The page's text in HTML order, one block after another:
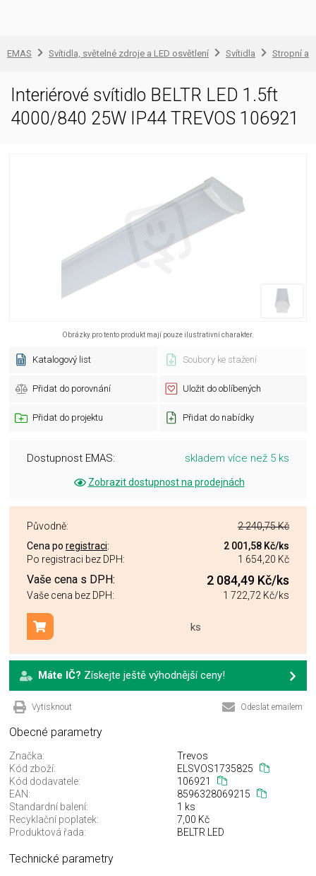
EMAS Svítidla, světelné zdroje a LED osvětlení Svítidla Stropní a
Interiérové svítidlo BELTR LED 1.5ft
4000/840 25W IP44 TREVOS 106921
Obrázky pro tento produkt mají pouze ilustrativní charakter.
Katalogový list Soubory ke stažení
Přidat do porovnání Uložit do oblíbených
Přidat do projektu Přidat do nabídky
Dostupnost EMAS: skladem více než 5 ks
Zobrazit dostupnost na prodejnách
Původně:
2 240,75 Kč
Cena po registraci: 2 001,58 Kč/ks
Po registraci bez DPH:
1 654,20 Kč
Vaše cena s DPH: 2 084,49 Kč/ks
Vaše cena bez DPH: 1 722,72 Kč/ks
ks
Přidat do košíku
Máte IČ? Získejte ještě výhodnější ceny!
Vytisknout Odeslat emailem
Obecné parametry
Značka:
Trevos
Kód zboží:
ELSVOS1735825
Kód dodavatele:
106921
EAN:
8596328069215
Standardní balení:
1 ks
Recyklační poplatek:
7,00 Kč
Produktová řada:
BELTR LED
Technické parametry